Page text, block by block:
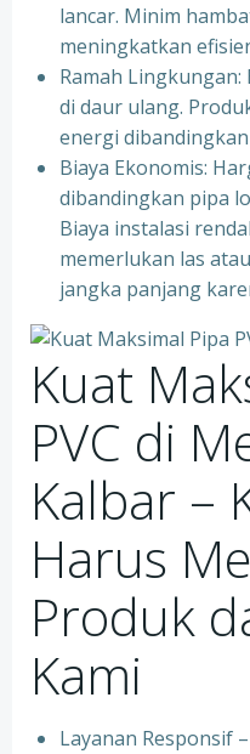
lancar. Minim
meningkatkan
Ramah Lingkungan:
di daur ulang.
energi
Biaya Ekonomis:
dibandingkan pipa
Biaya instalasi
memerlukan las
jangka panjang
Kuat
PVC di
Kalbar –
Harus
Produk
Kami
Layanan Responsif